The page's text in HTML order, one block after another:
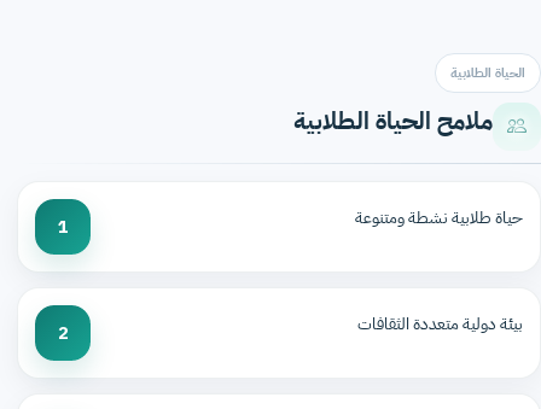
الحياة الطلابية
ملامح الحياة الطلابية
حياة طلابية نشطة ومتنوعة 1
بيئة دولية متعددة الثقافات 2